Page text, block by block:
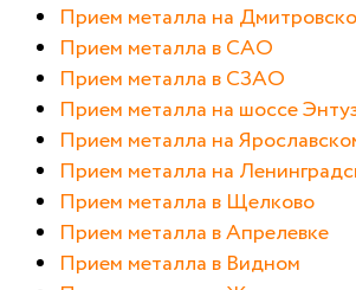
Прием металла на
Прием металла в САО
Прием металла в СЗАО
Прием металла на шоссе
Прием металла на
Прием металла на
Прием металла в Щелково
Прием металла в Апрелевке
Прием металла в Видном